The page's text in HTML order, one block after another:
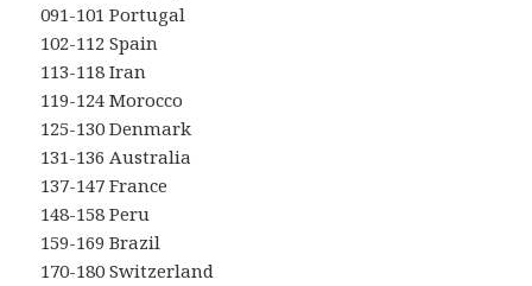
091-101 Portugal
102-112 Spain
113-118 Iran
119-124 Morocco
125-130 Denmark
131-136 Australia
137-147 France
148-158 Peru
159-169 Brazil
170-180 Switzerland